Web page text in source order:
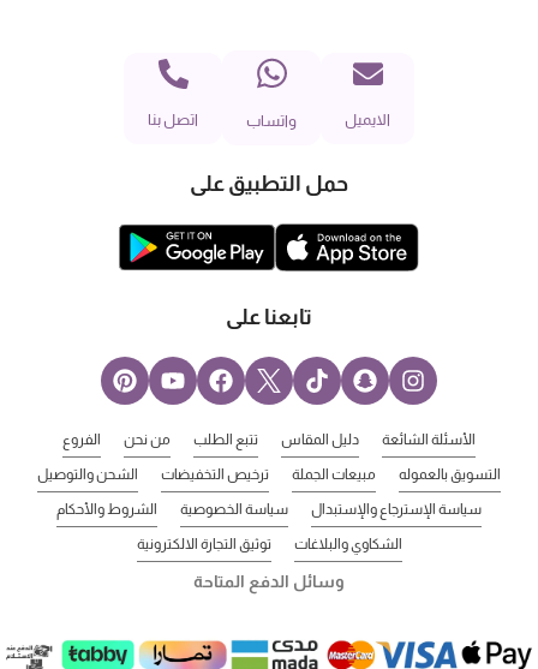
الايميل واتساب اتصل بنا
حمل التطبيق على
تابعنا على
الأسئلة الشائعة دليل المقاس تتبع الطلب من نحن الفروع
التسويق بالعموله مبيعات الجملة ترخيص التخفيضات الشحن والتوصيل
سياسة الإسترجاع والإستبدال سياسة الخصوصية الشروط والأحكام
الشكاوي والبلاغات توثيق التجارة الالكترونية
وسائل الدفع المتاحة